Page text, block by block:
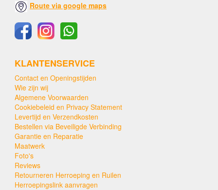
Route via google maps
KLANTENSERVICE
Contact en Openingstijden
Wie zijn wij
Algemene Voorwaarden
Cookiebeleid en Privacy Statement
Levertijd en Verzendkosten
Bestellen via Beveiligde Verbinding
Garantie en Reparatie
Maatwerk
Foto's
Reviews
Retourneren Herroeping en Ruilen
Herroepingslink aanvragen